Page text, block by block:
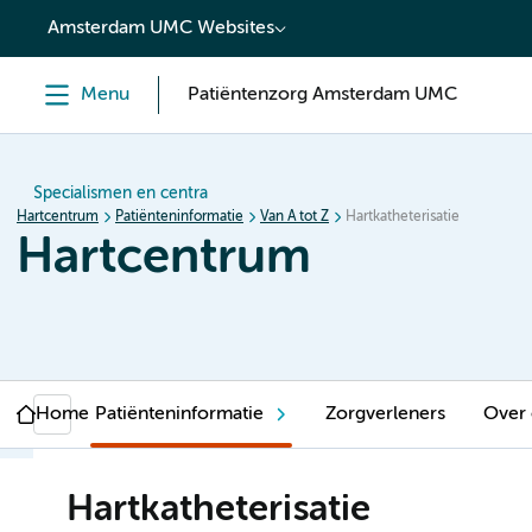
content
Amsterdam UMC Websites
Menu Patiëntenzorg Amsterdam UMC
Specialismen en centra
Hartcentrum Patiënteninformatie Van A tot Z Hartkatheterisatie
Hartcentrum
Home Patiënteninformatie Zorgverleners Over
Hartkatheterisatie